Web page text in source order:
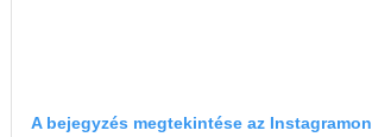
A bejegyzés megtekintése az Instagramon